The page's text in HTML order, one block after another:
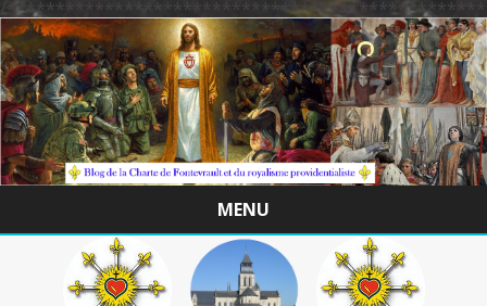
/
MENU
Skip
to
content